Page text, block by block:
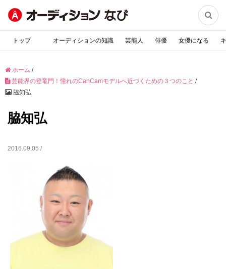

トップ オーディションの知識 芸能人 俳優 女優になる
ホーム /
芸能界の登竜門！憧れのCanCamモデルへ近づくための３つのこと /
脇知弘
脇知弘
2016.09.05 /